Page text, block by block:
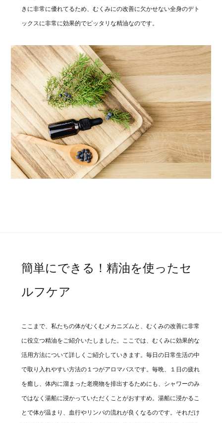
きに非常に優れてるため、むくみにの改善に欠かせない全身のデト
ックスに非常に効果的でピッタリな精油なのです。
簡単にできる！精油を使ったセ
ルフケア
ここまで、私たちの体がむくむメカニズムと、むくみの改善に非常
に役立つ精油をご紹介いたしました。ここでは、むくみに効果的な
活用方法について詳しくご紹介していきます。毎日の日常生活の中
で取り入れやすい方法の１つがアロマバスです。毎晩、１日の疲れ
を癒し、体内に溜まった老廃物を排出するためにも、シャワーのみ
ではなく湯船に浸かっていただくことがおすすめ。湯船に浸かるこ
とで体が温まり、血行やリンパの流れが良くなるのです。それだけ